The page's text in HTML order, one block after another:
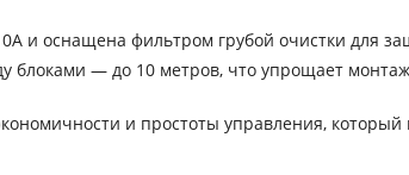
и оснащена фильтром грубой очистки для
блоками — до 10 метров, что упрощает
и простоты управления,